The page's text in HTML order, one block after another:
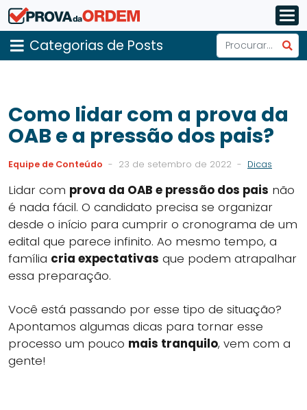
Categorias de Posts
Como lidar com a prova da
OAB e a pressão dos pais?
Equipe de Conteúdo - 23 de setembro de 2022 - Dicas
Lidar com prova da OAB e pressão dos pais não
é nada fácil. O candidato precisa se organizar
desde o início para cumprir o cronograma de um
edital que parece infinito. Ao mesmo tempo, a
família cria expectativas que podem atrapalhar
essa preparação.
Você está passando por esse tipo de situação?
Apontamos algumas dicas para tornar esse
processo um pouco mais tranquilo, vem com a
gente!